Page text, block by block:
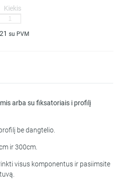
C24264C02
Kiekis
produkto
su PVM
arba su fiksatoriais i profilį
be dangtelio.
ir 300cm.
visus komponentus ir pasiimsite